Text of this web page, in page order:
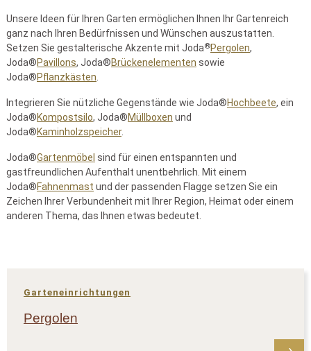
Unsere Ideen für Ihren Garten ermöglichen Ihnen Ihr Gartenreich
ganz nach Ihren Bedürfnissen und Wünschen auszustatten.
Setzen Sie gestalterische Akzente mit Joda®Pergolen,
Joda®Pavillons, Joda®Brückenelementen sowie
Joda®Pflanzkästen
Integrieren Sie nützliche Gegenstände wie Joda®Hochbeete, ein
Joda®Kompostsilo, Joda®Müllboxen und
Joda®Kaminholzspeicher.
Joda®Gartenmöbel sind für einen entspannten und
gastfreundlichen Aufenthalt unentbehrlich. Mit einem
Joda®Fahnenmast und der passenden Flagge setzen Sie ein
Zeichen Ihrer Verbundenheit mit Ihrer Region, Heimat oder einem
anderen Thema, das Ihnen etwas bedeutet.
Garteneinrichtungen
Pergolen